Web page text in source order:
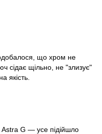
що хром не
сідає щільно, не "злизує"
якість.
G — усе підійшло